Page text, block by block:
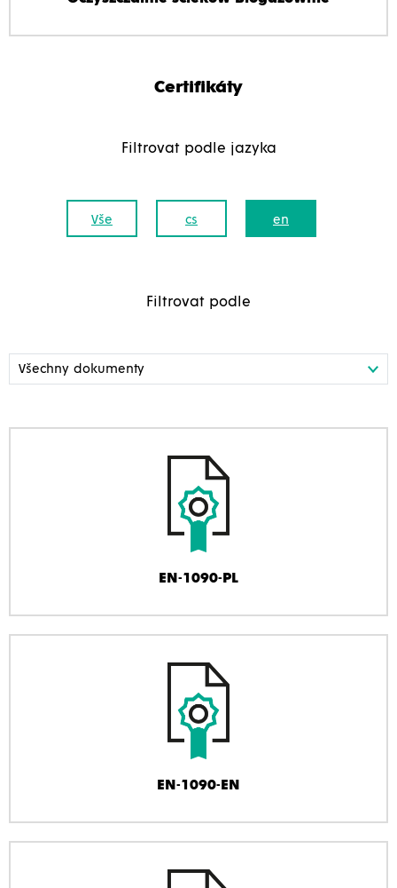
Certifikáty
Filtrovat podle jazyka
Vše cs en
Filtrovat podle
EN-1090-PL
EN-1090-EN